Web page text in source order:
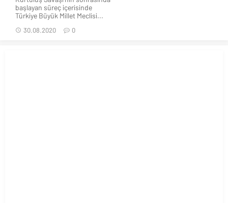
başlayan süreç içerisinde
Türkiye Büyük Millet Meclisi...
30.08.2020 0